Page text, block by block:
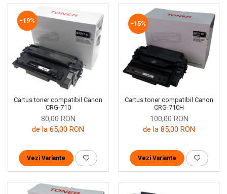
-19%
Cartus toner compatibil Canon
CRG-710
80,00 RON
de la 65,00 RON
Vezi Variante
-15%
Cartus toner compatibil Canon
CRG-710H
100,00 RON
de la 85,00 RON
Vezi Variante